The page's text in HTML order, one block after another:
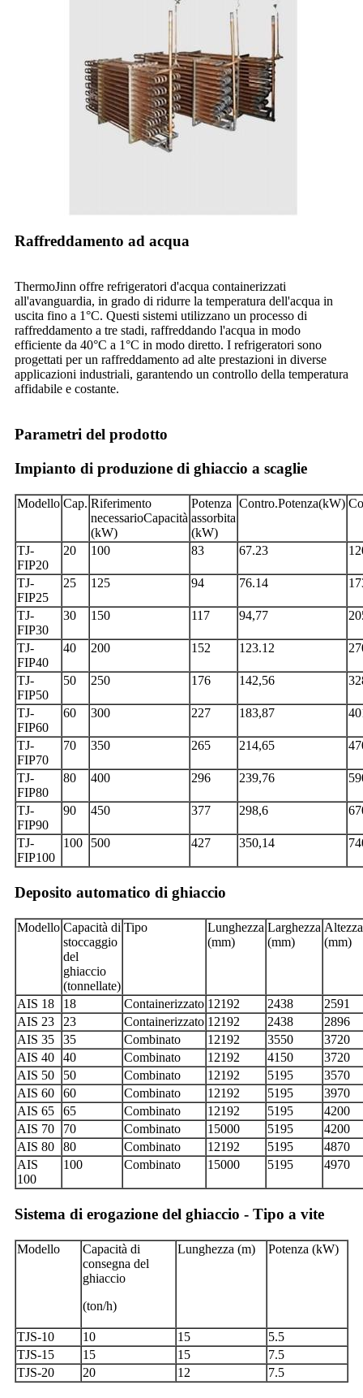
Raffreddamento ad acqua
ThermoJinn offre refrigeratori d'acqua containerizzati
all'avanguardia, in grado di ridurre la temperatura dell'acqua in
uscita fino a 1°C. Questi sistemi utilizzano un processo di
raffreddamento a tre stadi, raffreddando l'acqua in modo
efficiente da 40°C a 1°C in modo diretto. I refrigeratori sono
progettati per un raffreddamento ad alte prestazioni in diverse
applicazioni industriali, garantendo un controllo della temperatura
affidabile e costante.
Parametri del prodotto
Impianto di produzione di ghiaccio a scaglie
Modello Cap. Riferimento
necessarioCapacità
(kW)
Potenza
assorbita
(kW)
Contro.Potenza(kW)
TJ-
FIP20
20 100 83 67.23
TJ-
FIP25
25 125 94 76.14
TJ-
FIP30
30 150 117 94,77
TJ-
FIP40
40 200 152 123.12
TJ-
FIP50
50 250 176 142,56
TJ-
FIP60
60 300 227 183,87
TJ-
FIP70
70 350 265 214,65
TJ-
FIP80
80 400 296 239,76
TJ-
FIP90
90 450 377 298,6
TJ-
FIP100
100 500 427 350,14
Deposito automatico di ghiaccio
Modello Capacità di
stoccaggio
del
ghiaccio
(tonnellate)
Tipo
Lunghezza
(mm)
Larghezza
(mm)
Altezza
(mm)
AIS 18 18 Containerizzato 12192 2438
2591
AIS 23
23 Containerizzato 12192 2438
2896
AIS 35
35 Combinato 12192 3550
3720
AIS 40
40 Combinato 12192 4150
3720
AIS 50
50 Combinato 12192 5195
3570
AIS 60
60 Combinato 12192 5195
3970
AIS 65
65 Combinato 12192 5195
4200
AIS 70
70 Combinato 15000 5195
4200
AIS 80
80 Combinato 12192 5195
4870
AIS
100
100 Combinato 15000 5195 4970
Sistema di erogazione del ghiaccio - Tipo a vite
Modello
Capacità di
consegna del
ghiaccio
(ton/h)
Lunghezza (m) Potenza (kW)
TJS-10 10 15
5.5
TJS-15
15 15
7.5
TJS-20
20 12 7.5